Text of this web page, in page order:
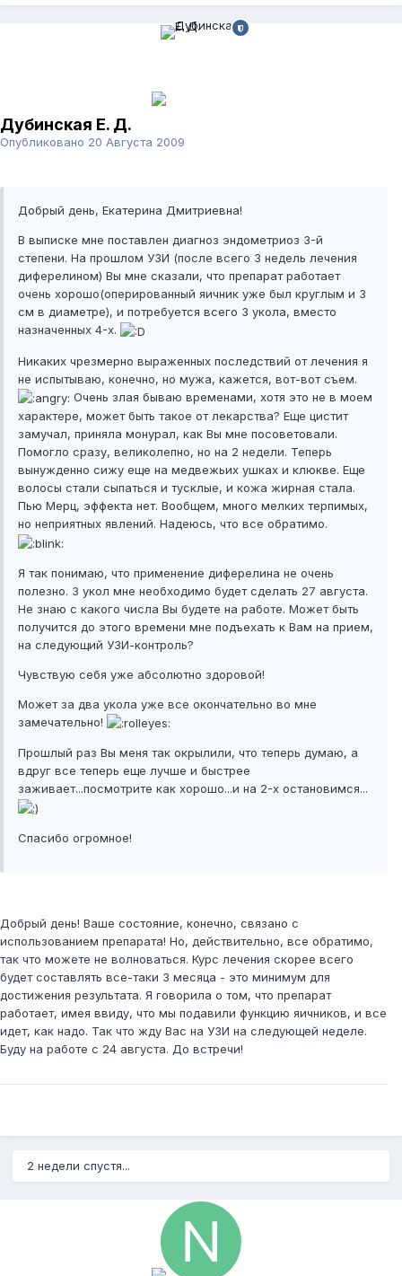
Дубинская Е. Д.
Опубликовано 20 Августа 2009
Добрый день, Екатерина Дмитриевна!
В выписке мне поставлен диагноз эндометриоз 3-й
степени. На прошлом УЗИ (после всего 3 недель лечения
диферелином) Вы мне сказали, что препарат работает
очень хорошо(оперированный яичник уже был круглым и 3
см в диаметре), и потребуется всего 3 укола, вместо
назначенных 4-х.
Никаких чрезмерно выраженных последствий от лечения я
не испытываю, конечно, но мужа, кажется, вот-вот съем.
Очень злая бываю временами, хотя это не в моем
характере, может быть такое от лекарства? Еще цистит
замучал, приняла монурал, как Вы мне посоветовали.
Помогло сразу, великолепно, но на 2 недели. Теперь
вынужденно сижу еще на медвежьих ушках и клюкве. Еще
волосы стали сыпаться и тусклые, и кожа жирная стала.
Пью Мерц, эффекта нет. Вообщем, много мелких терпимых,
но неприятных явлений. Надеюсь, что все обратимо.
Я так понимаю, что применение диферелина не очень
полезно. 3 укол мне необходимо будет сделать 27 августа.
Не знаю с какого числа Вы будете на работе. Может быть
получится до этого времени мне подъехать к Вам на прием,
на следующий УЗИ-контроль?
Чувствую себя уже абсолютно здоровой!
Может за два укола уже все окончательно во мне
замечательно!
Прошлый раз Вы меня так окрылили, что теперь думаю, а
вдруг все теперь еще лучше и быстрее
заживает...посмотрите как хорошо...и на 2-х остановимся...
Спасибо огромное!
Добрый день! Ваше состояние, конечно, связано с
использованием препарата! Но, действительно, все обратимо,
так что можете не волноваться. Курс лечения скорее всего
будет составлять все-таки 3 месяца - это минимум для
достижения результата. Я говорила о том, что препарат
работает, имея ввиду, что мы подавили функцию яичников, и все
идет, как надо. Так что жду Вас на УЗИ на следующей неделе.
Буду на работе с 24 августа. До встречи!
2 недели спустя...